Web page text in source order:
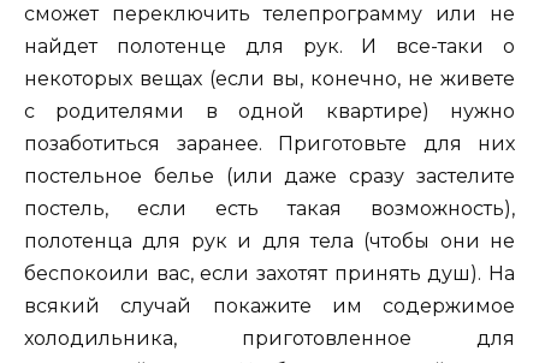
сможет переключить телепрограмму или не
найдет полотенце для рук. И все-таки о
некоторых вещах (если вы, конечно, не живете
с родителями в одной квартире) нужно
позаботиться заранее. Приготовьте для них
постельное белье (или даже сразу застелите
постель, если есть такая возможность),
полотенца для рук и для тела (чтобы они не
беспокоили вас, если захотят принять душ). На
всякий случай покажите им содержимое
холодильника, приготовленное для